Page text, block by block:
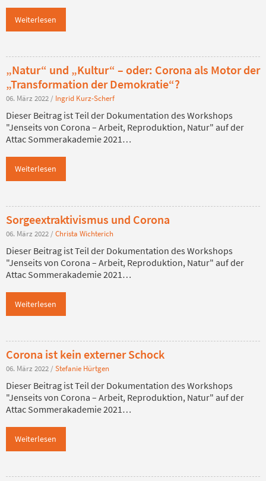
Weiterlesen
„Natur“ und „Kultur“ – oder: Corona als Motor der
„Transformation der Demokratie“?
06. März 2022 / Ingrid Kurz-Scherf
Dieser Beitrag ist Teil der Dokumentation des Workshops
"Jenseits von Corona – Arbeit, Reproduktion, Natur" auf der
Attac Sommerakademie 2021…
Weiterlesen
Sorgeextraktivismus und Corona
06. März 2022 / Christa Wichterich
Dieser Beitrag ist Teil der Dokumentation des Workshops
"Jenseits von Corona – Arbeit, Reproduktion, Natur" auf der
Attac Sommerakademie 2021…
Weiterlesen
Corona ist kein externer Schock
06. März 2022 / Stefanie Hürtgen
Dieser Beitrag ist Teil der Dokumentation des Workshops
"Jenseits von Corona – Arbeit, Reproduktion, Natur" auf der
Attac Sommerakademie 2021…
Weiterlesen